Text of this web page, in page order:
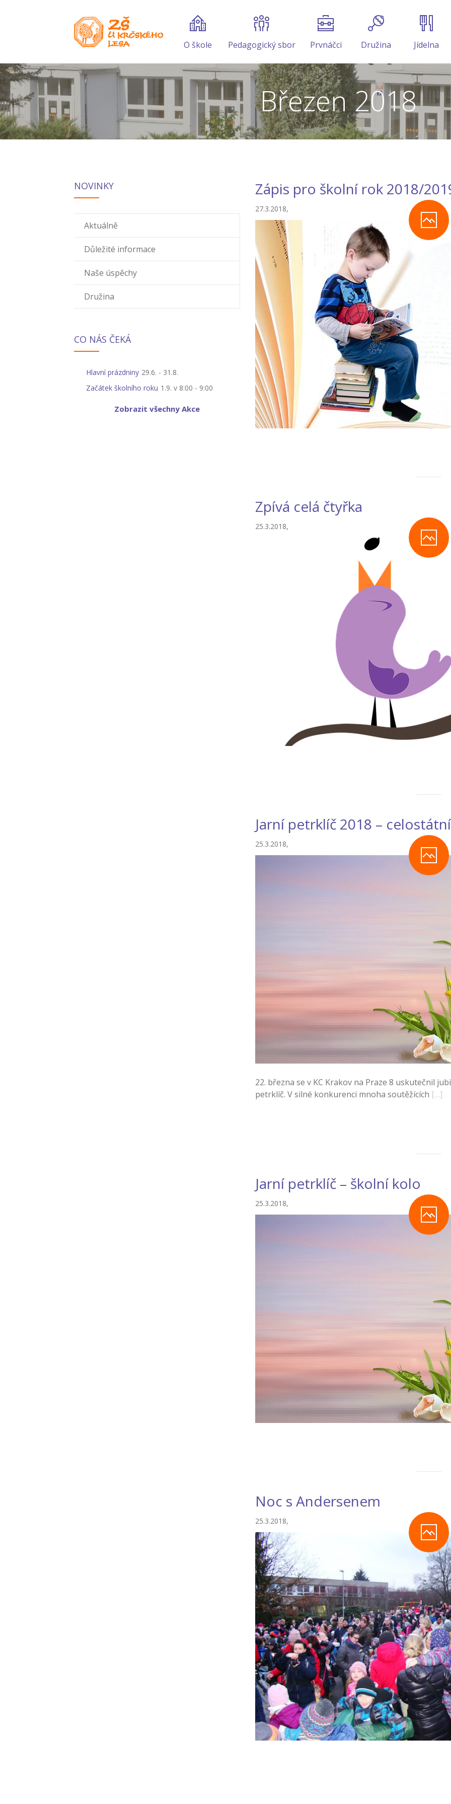
O škole Pedagogický sbor Prvnáčci Družina Jídelna
Březen 2018
Zápis pro školní rok 2018/
27.3.2018,
Zpívá celá čtyřka
25.3.2018,
Jarní petrklíč 2018 –
25.3.2018,
22. března se v KC Krakov na Praze 8 uskutečnil
petrklíč. V silné konkurenci mnoha soutěžících […]
Jarní petrklíč – školní kolo
25.3.2018,
Noc s Andersenem
25.3.2018,
NOVINKY
Aktuálně
Důležité informace
Naše úspěchy
Družina
CO NÁS ČEKÁ
Hlavní prázdniny 29.6. - 31.8.
Začátek školního roku 1.9. v 8:00 - 9:00
Zobrazit všechny Akce